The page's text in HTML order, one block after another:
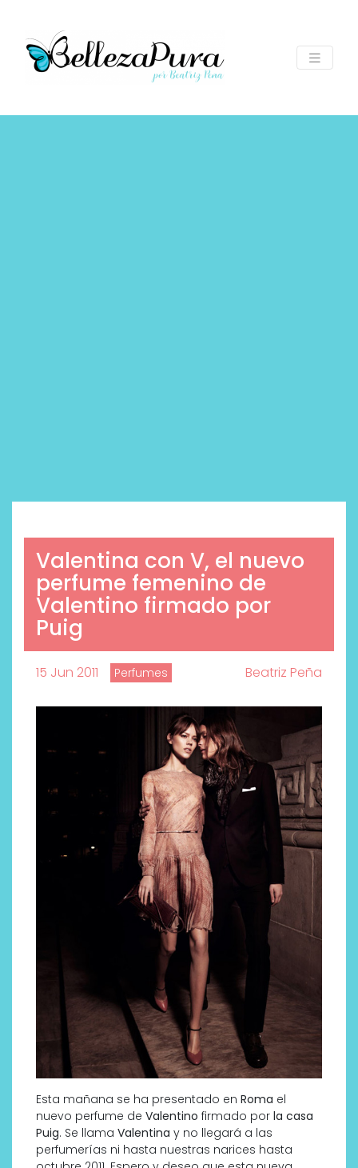
Valentina con V, el nuevo
perfume femenino de
Valentino firmado por
Puig
15 Jun 2011 Perfumes Beatriz Peña
Esta mañana se ha presentado en Roma el
nuevo perfume de Valentino firmado por la casa
Puig. Se llama Valentina y no llegará a las
perfumerías ni hasta nuestras narices hasta